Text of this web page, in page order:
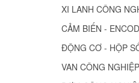
XI LANH CÔNG
CẢM BIẾN -
ĐỘNG CƠ - HỘP
VAN CÔNG NGHIỆP